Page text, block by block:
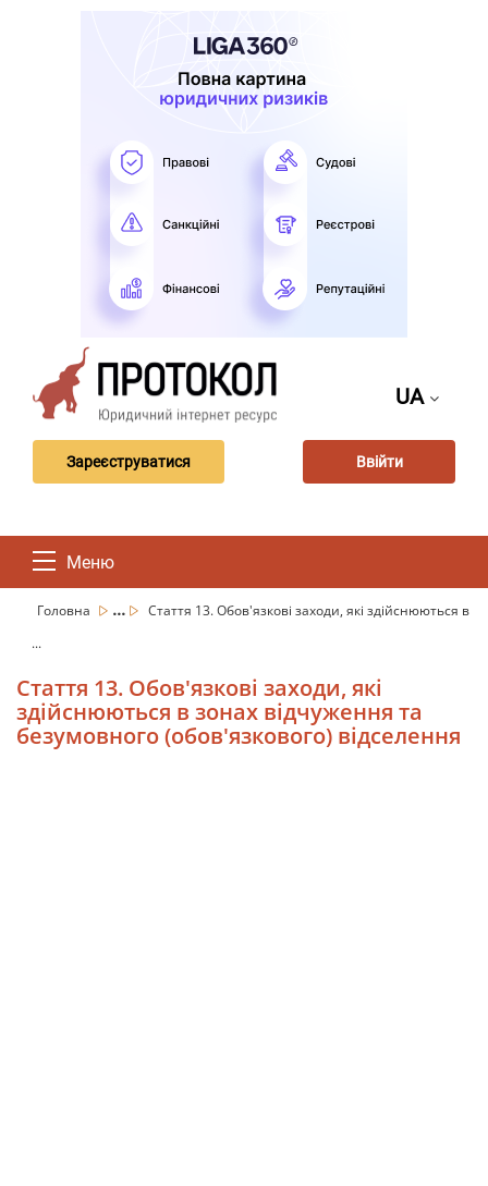
UA
Зареєструватися Ввійти
Меню
Головна ...
Стаття 13. Обов'язкові заходи, які здійснюються в
...
Стаття 13. Обов'язкові заходи, які
здійснюються в зонах відчуження та
безумовного (обов'язкового) відселення